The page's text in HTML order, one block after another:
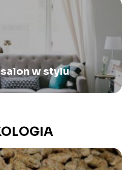
w stylu